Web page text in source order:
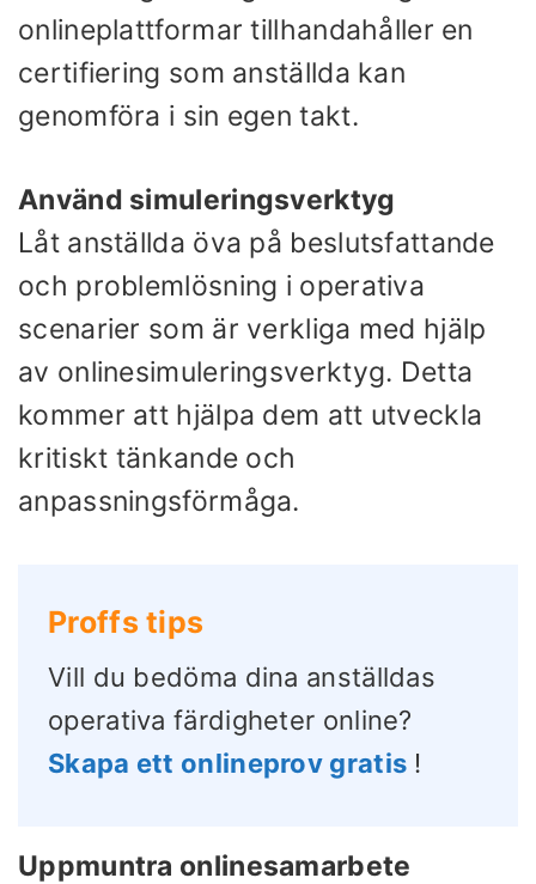
onlineplattformar tillhandahåller en
certifiering som anställda kan
genomföra i sin egen takt.
Använd simuleringsverktyg
Låt anställda öva på beslutsfattande
och problemlösning i operativa
scenarier som är verkliga med hjälp
av onlinesimuleringsverktyg. Detta
kommer att hjälpa dem att utveckla
kritiskt tänkande och
anpassningsförmåga.
Proffs tips
Vill du bedöma dina anställdas
operativa färdigheter online?
Skapa ett onlineprov gratis !
Uppmuntra onlinesamarbete